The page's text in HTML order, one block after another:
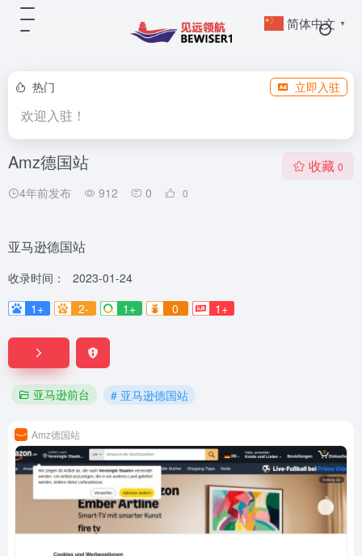
热门 立即入驻
欢迎入驻！
Amz德国站
4年前发布 912 0 0
收藏 0
亚马逊德国站
收录时间：
2023-01-24
1+
2- 1+ 0 1+
亚马逊前台 # 亚马逊德国站
Amz德国站
简体中文 ▼